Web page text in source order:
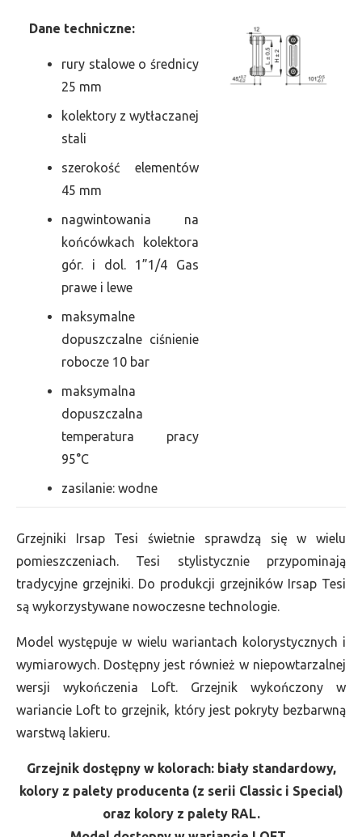
Dane techniczne:
rury stalowe o średnicy
25 mm
kolektory z wytłaczanej
stali
szerokość elementów
45 mm
nagwintowania na
końcówkach kolektora
gór. i dol. 1”1/4 Gas
prawe i lewe
maksymalne
dopuszczalne ciśnienie
robocze 10 bar
maksymalna
dopuszczalna
temperatura pracy
95°C
zasilanie: wodne
Grzejniki Irsap Tesi świetnie sprawdzą się w wielu
pomieszczeniach. Tesi stylistycznie przypominają
tradycyjne grzejniki. Do produkcji grzejników Irsap Tesi
są wykorzystywane nowoczesne technologie.
Model występuje w wielu wariantach kolorystycznych i
wymiarowych. Dostępny jest również w niepowtarzalnej
wersji wykończenia Loft. Grzejnik wykończony w
wariancie Loft to grzejnik, który jest pokryty bezbarwną
warstwą lakieru.
Grzejnik dostępny w kolorach: biały standardowy,
kolory z palety producenta (z serii Classic i Special)
oraz kolory z palety RAL.